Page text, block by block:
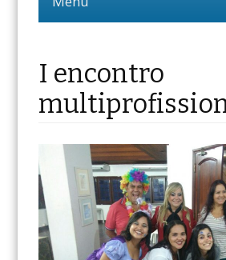
I encontro